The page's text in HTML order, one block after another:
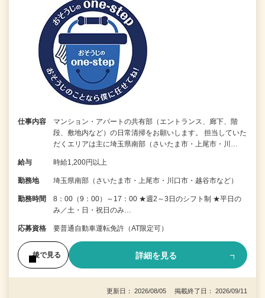
仕事内容
マンション・アパートの共有部（エントランス、廊下、階
段、敷地内など）の日常清掃をお願いします。 担当していた
だくエリアは主に埼玉県南部（さいたま市・上尾市・川…
給与 時給1,200円以上
勤務地 埼玉県南部（さいたま市・上尾市・川口市・越谷市など）
勤務時間
8：00（9：00）～17：00 ★週2～3日のシフト制 ★平日の
み／土・日・祝日のみ…
応募資格 要普通自動車運転免許（AT限定可）
後で見る 詳細を見る
更新日： 2026/08/05 掲載終了日： 2026/09/11